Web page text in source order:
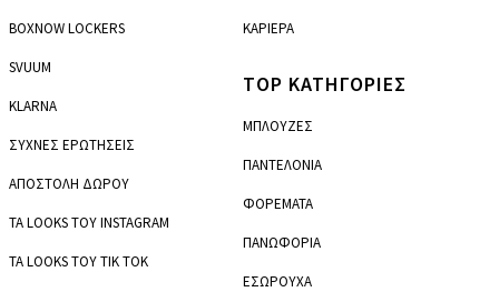
BOXNOW LOCKERS
SVUUM
KLARNA
ΣΥΧΝΕΣ ΕΡΩΤΗΣΕΙΣ
ΑΠΟΣΤΟΛΗ ΔΩΡΟΥ
ΤΑ LOOKS ΤΟΥ INSTAGRAM
ΤΑ LOOKS ΤΟΥ TIK TOK
ΚΑΡΙΕΡΑ
TOP ΚΑΤΗΓΟΡΙΕΣ
ΜΠΛΟΥΖΕΣ
ΠΑΝΤΕΛΟΝΙΑ
ΦΟΡΕΜΑΤΑ
ΠΑΝΩΦΟΡΙΑ
ΕΣΩΡΟΥΧΑ